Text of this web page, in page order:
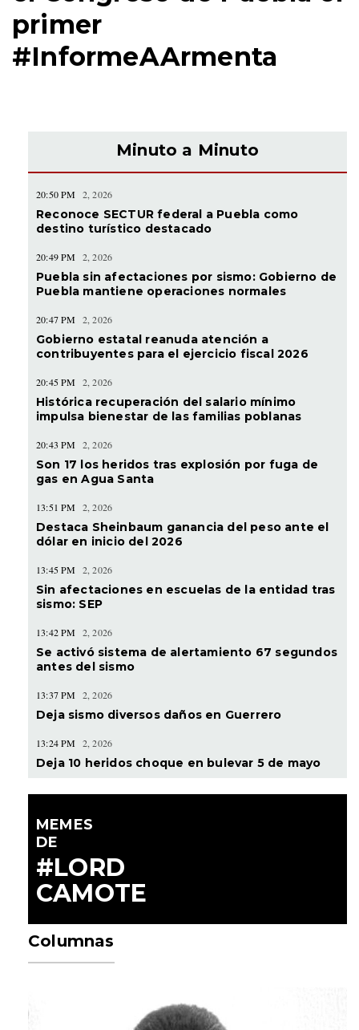
primer
#InformeAArmenta
Minuto a Minuto
20:50 PM 2, 2026
Reconoce SECTUR federal a Puebla como
destino turístico destacado
20:49 PM 2, 2026
Puebla sin afectaciones por sismo: Gobierno de
Puebla mantiene operaciones normales
20:47 PM 2, 2026
Gobierno estatal reanuda atención a
contribuyentes para el ejercicio fiscal 2026
20:45 PM 2, 2026
Histórica recuperación del salario mínimo
impulsa bienestar de las familias poblanas
20:43 PM 2, 2026
Son 17 los heridos tras explosión por fuga de
gas en Agua Santa
13:51 PM 2, 2026
Destaca Sheinbaum ganancia del peso ante el
dólar en inicio del 2026
13:45 PM 2, 2026
Sin afectaciones en escuelas de la entidad tras
sismo: SEP
13:42 PM 2, 2026
Se activó sistema de alertamiento 67 segundos
antes del sismo
13:37 PM 2, 2026
Deja sismo diversos daños en Guerrero
13:24 PM 2, 2026
Deja 10 heridos choque en bulevar 5 de mayo
MEMES
DE
#LORD
CAMOTE
Columnas